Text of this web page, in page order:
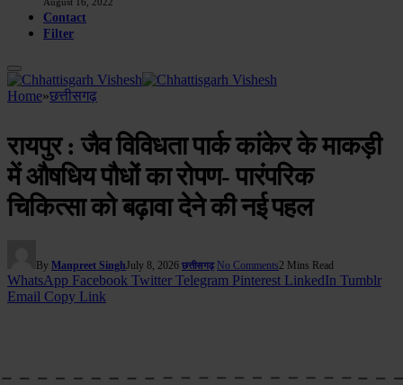
Contact
Filter
Home»छत्तीसगढ़
रायपुर : जैव विविधता पार्क कांकेर के माकड़ी
में औषधिय पौधों का रोपण- पारंपरिक
चिकित्सा को बढ़ावा देने की नई पहल
By Manpreet SinghJuly 8, 2026 छत्तीसगढ़ No Comments2 Mins Read
WhatsApp Facebook Twitter Telegram Pinterest LinkedIn Tumblr
Email Copy Link